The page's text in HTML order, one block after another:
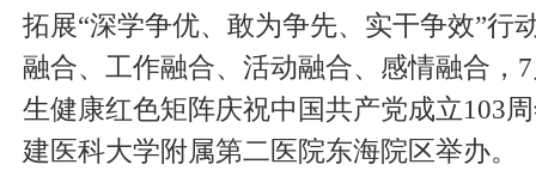
拓展“深学争优、敢为争先、实干争效”行
融合、工作融合、活动融合、感情融合，
生健康红色矩阵庆祝中国共产党成立103
建医科大学附属第二医院东海院区举办。